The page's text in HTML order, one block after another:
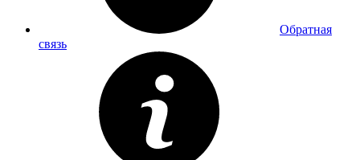
Обратная
связь